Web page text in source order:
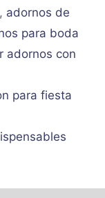
, adornos de
para boda
adornos con
para fiesta